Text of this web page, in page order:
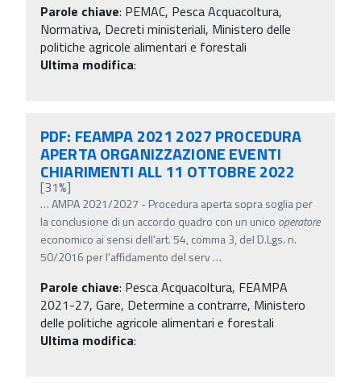
Parole chiave: PEMAC, Pesca Acquacoltura,
Normativa, Decreti ministeriali, Ministero delle
politiche agricole alimentari e forestali
Ultima modifica:
PDF: FEAMPA 2021 2027 PROCEDURA
APERTA ORGANIZZAZIONE EVENTI
CHIARIMENTI ALL 11 OTTOBRE 2022
[31%]
…AMPA 2021/2027 - Procedura aperta sopra soglia per
la conclusione di un accordo quadro con un unico operatore
economico ai sensi dell'art. 54, comma 3, del D.Lgs. n.
50/2016 per l'affidamento del serv…
Parole chiave: Pesca Acquacoltura, FEAMPA
2021-27, Gare, Determine a contrarre, Ministero
delle politiche agricole alimentari e forestali
Ultima modifica: